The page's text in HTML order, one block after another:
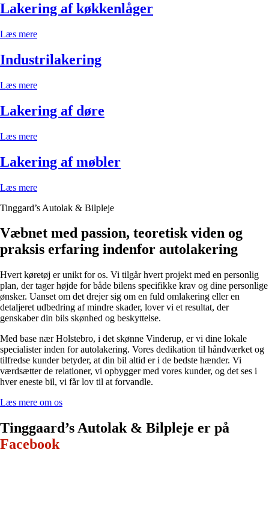
Lakering af køkkenlåger
Læs mere
Industrilakering
Læs mere
Lakering af døre
Læs mere
Lakering af møbler
Læs mere
Tinggard’s Autolak & Bilpleje
Væbnet med passion, teoretisk viden og
praksis erfaring indenfor autolakering
Hvert køretøj er unikt for os. Vi tilgår hvert projekt med en personlig
plan, der tager højde for både bilens specifikke krav og dine personlige
ønsker. Uanset om det drejer sig om en fuld omlakering eller en
detaljeret udbedring af mindre skader, lover vi et resultat, der
genskaber din bils skønhed og beskyttelse.
Med base nær Holstebro, i det skønne Vinderup, er vi dine lokale
specialister inden for autolakering. Vores dedikation til håndværket og
tilfredse kunder betyder, at din bil altid er i de bedste hænder. Vi
værdsætter de relationer, vi opbygger med vores kunder, og det ses i
hver eneste bil, vi får lov til at forvandle.
Læs mere om os
Tinggaard’s Autolak & Bilpleje er ​på
Facebook